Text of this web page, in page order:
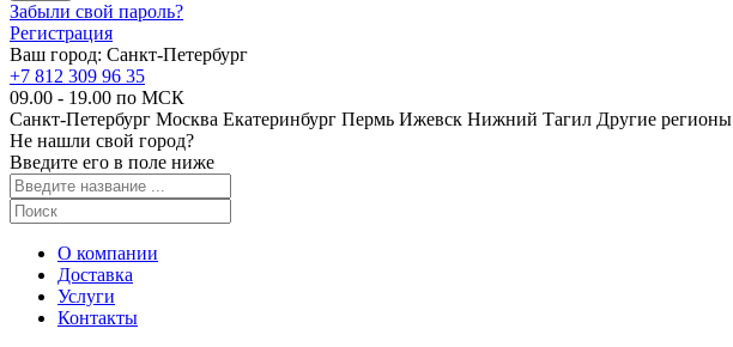
Забыли свой пароль?
Регистрация
Ваш город: Санкт-Петербург
+7 812 309 96 35
09.00 - 19.00 по МСК
Санкт-Петербург Москва Екатеринбург Пермь Ижевск Нижний Тагил Другие регионы
Не нашли свой город?
Введите его в поле ниже
О компании
Доставка
Услуги
Контакты